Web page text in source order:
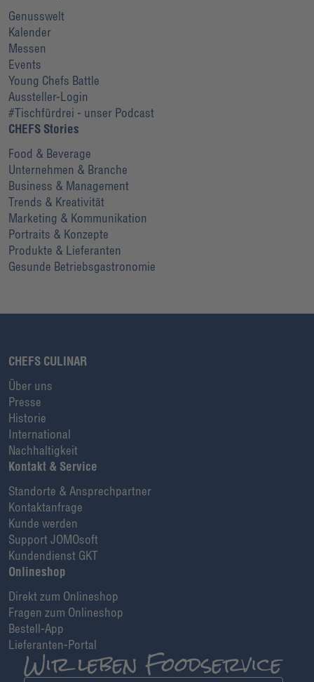
Genusswelt
Kalender
Messen
Events
Young Chefs Battle
Aussteller-Login
#Tischfürdrei - unser Podcast
CHEFS Stories
Food & Beverage
Unternehmen & Branche
Business & Management
Trends & Kreativität
Marketing & Kommunikation
Portraits & Konzepte
Produkte & Lieferanten
Gesunde Betriebsgastronomie
CHEFS CULINAR
Über uns
Presse
Historie
International
Nachhaltigkeit
Kontakt & Service
Standorte & Ansprechpartner
Kontaktanfrage
Kunde werden
Support JOMOsoft
Kundendienst GKT
Onlineshop
Direkt zum Onlineshop
Fragen zum Onlineshop
Bestell-App
Lieferanten-Portal